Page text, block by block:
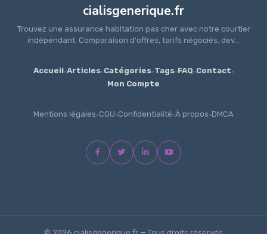
cialisgenerique.fr
Trouvez une assurance habitation pas cher avec notre courtier
indépendant. Comparaison d'offres, tarifs négociés, dev...
Accueil·Articles·Catégories·Tags·FAQ·Contact·
Mon Compte
Mentions légales·CGU·Confidentialité·À propos·DMCA